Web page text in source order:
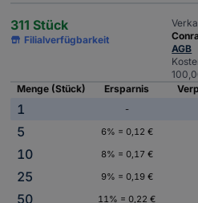
311 Stück
Filialverfügbarkeit
AGB
Menge (Stück)
Ersparnis
1 -
5
6% = 0,12 €
10
8% = 0,17 €
25
9% = 0,19 €
50
11% = 0,22 €